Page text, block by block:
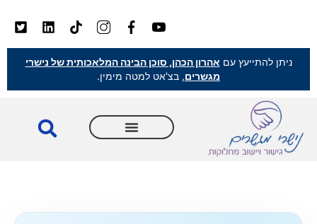
ניתן להתייעץ עם אהרון הכהן, סוכן הבינה המלאכותית של נישרי
מגשרים, בצ'אט למטה מימין.